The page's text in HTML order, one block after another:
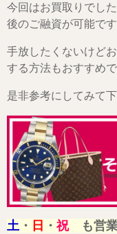
今回はお買取りでし
後のご融資が可能です
手放したくないけど
する方法もおすすめで
是非参考にしてみて下
土 ・ 日 ・ 祝 も営業